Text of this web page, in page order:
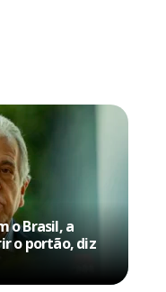
o Brasil, a
o portão, diz